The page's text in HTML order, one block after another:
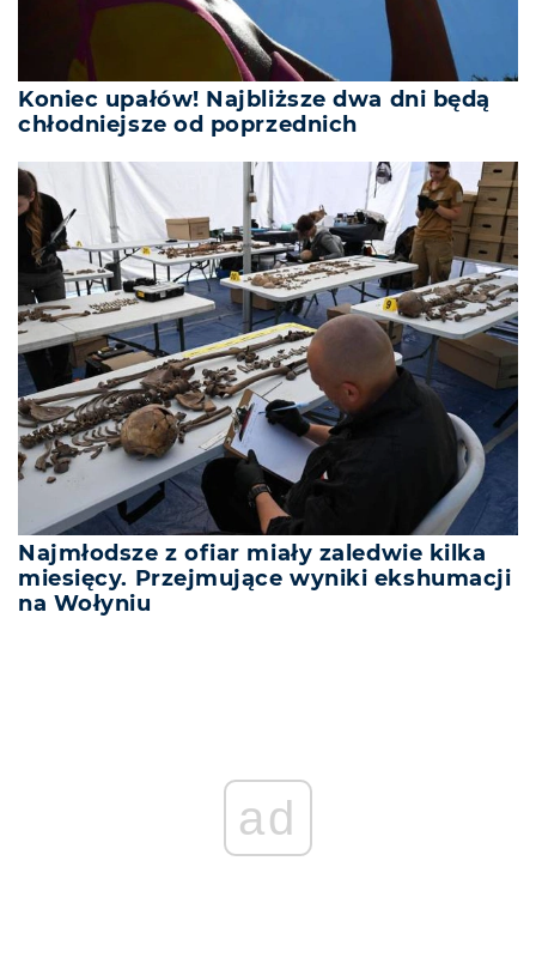
Koniec upałów! Najbliższe dwa dni będą
chłodniejsze od poprzednich
Najmłodsze z ofiar miały zaledwie kilka
miesięcy. Przejmujące wyniki ekshumacji
na Wołyniu
ad